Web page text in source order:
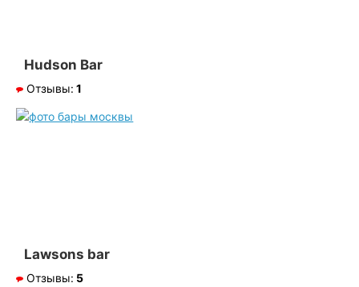
Hudson Bar
Отзывы: 1
Lawsons bar
Отзывы: 5